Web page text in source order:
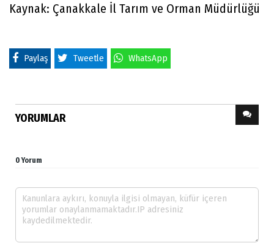
Kaynak: Çanakkale İl Tarım ve Orman Müdürlüğü
Paylaş Tweetle WhatsApp
YORUMLAR
0 Yorum